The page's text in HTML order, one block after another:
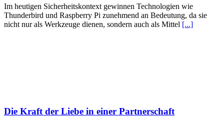
Im heutigen Sicherheitskontext gewinnen Technologien wie
Thunderbird und Raspberry Pi zunehmend an Bedeutung, da sie
nicht nur als Werkzeuge dienen, sondern auch als Mittel [...]
Die Kraft der Liebe in einer Partnerschaft